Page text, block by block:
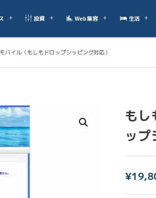
投資 Web集客 生活
バイル（もしもドロップシッピング対応）
も
ップ
¥